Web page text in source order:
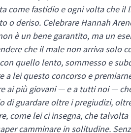
come fastidio e ogni volta che il
o deriso. Celebrare Hannah
è un bene garantito, ma un
che il male non arriva solo
quello lento, sommesso e
a lei questo concorso e
ai più giovani — e a tutti noi —
di guardare oltre i pregiudizi,
come lei ci insegna, che
camminare in solitudine.